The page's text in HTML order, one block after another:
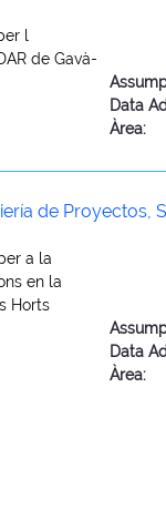
l
de Gavà-
Data
Àrea:
de Proyectos,
a la
en la
Horts
Data
Àrea: